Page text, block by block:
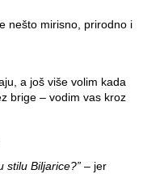
nešto mirisno, prirodno i
a još više volim kada
brige – vodim vas kroz
stilu Biljarice?” – jer